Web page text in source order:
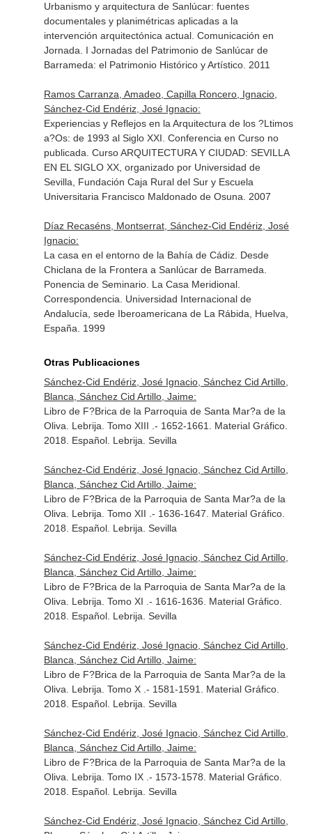
Urbanismo y arquitectura de Sanlúcar: fuentes
documentales y planimétricas aplicadas a la
intervención arquitectónica actual. Comunicación en
Jornada. I Jornadas del Patrimonio de Sanlúcar de
Barrameda: el Patrimonio Histórico y Artístico. 2011
Ramos Carranza, Amadeo, Capilla Roncero, Ignacio,
Sánchez-Cid Endériz, José Ignacio:
Experiencias y Reflejos en la Arquitectura de los ?Ltimos
a?Os: de 1993 al Siglo XXI. Conferencia en Curso no
publicada. Curso ARQUITECTURA Y CIUDAD: SEVILLA
EN EL SIGLO XX, organizado por Universidad de
Sevilla, Fundación Caja Rural del Sur y Escuela
Universitaria Francisco Maldonado de Osuna. 2007
Díaz Recaséns, Montserrat, Sánchez-Cid Endériz, José
Ignacio:
La casa en el entorno de la Bahía de Cádiz. Desde
Chiclana de la Frontera a Sanlúcar de Barrameda.
Ponencia de Seminario. La Casa Meridional.
Correspondencia. Universidad Internacional de
Andalucía, sede Iberoamericana de La Rábida, Huelva,
España. 1999
Otras Publicaciones
Sánchez-Cid Endériz, José Ignacio, Sánchez Cid Artillo,
Blanca, Sánchez Cid Artillo, Jaime:
Libro de F?Brica de la Parroquia de Santa Mar?a de la
Oliva. Lebrija. Tomo XIII .- 1652-1661. Material Gráfico.
2018. Español. Lebrija. Sevilla
Sánchez-Cid Endériz, José Ignacio, Sánchez Cid Artillo,
Blanca, Sánchez Cid Artillo, Jaime:
Libro de F?Brica de la Parroquia de Santa Mar?a de la
Oliva. Lebrija. Tomo XII .- 1636-1647. Material Gráfico.
2018. Español. Lebrija. Sevilla
Sánchez-Cid Endériz, José Ignacio, Sánchez Cid Artillo,
Blanca, Sánchez Cid Artillo, Jaime:
Libro de F?Brica de la Parroquia de Santa Mar?a de la
Oliva. Lebrija. Tomo XI .- 1616-1636. Material Gráfico.
2018. Español. Lebrija. Sevilla
Sánchez-Cid Endériz, José Ignacio, Sánchez Cid Artillo,
Blanca, Sánchez Cid Artillo, Jaime:
Libro de F?Brica de la Parroquia de Santa Mar?a de la
Oliva. Lebrija. Tomo X .- 1581-1591. Material Gráfico.
2018. Español. Lebrija. Sevilla
Sánchez-Cid Endériz, José Ignacio, Sánchez Cid Artillo,
Blanca, Sánchez Cid Artillo, Jaime:
Libro de F?Brica de la Parroquia de Santa Mar?a de la
Oliva. Lebrija. Tomo IX .- 1573-1578. Material Gráfico.
2018. Español. Lebrija. Sevilla
Sánchez-Cid Endériz, José Ignacio, Sánchez Cid Artillo,